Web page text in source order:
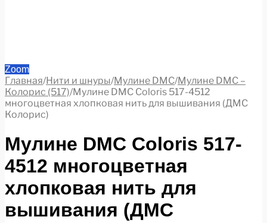
Zoom
Главная/Нити и шнуры/Мулине DMC/Мулине DMC –
Колорис (517)/Мулине DMC Coloris 517-4512
многоцветная хлопковая нить для вышивания (ДМС
Колорис)
Мулине DMC Coloris 517-
4512 многоцветная
хлопковая нить для
вышивания (ДМС